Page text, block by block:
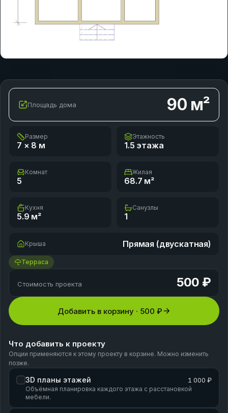
Площадь дома 90 м²
Размер
7 × 8 м
Этажность
1.5 этажа
Комнат
5
Жилая
68.7 м²
Кухня
5.9 м²
Санузлы
1
Крыша Прямая (двускатная)
Терраса
Стоимость проекта 500 ₽
Добавить в корзину · 500 ₽
Что добавить к проекту
Опции применяются к этому проекту в корзине. Можно изменить
позже.
3D планы этажей 1 000 ₽
Объёмная планировка каждого этажа с расстановкой
мебели.